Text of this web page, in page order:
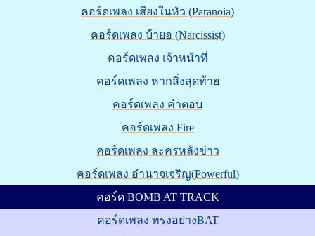
คอร์ดเพลง เสียงในหัว (Paranoia)
คอร์ดเพลง บ้ายอ (Narcissist)
คอร์ดเพลง เจ้าหน้าที่
คอร์ดเพลง หากสิ่งสุดท้าย
คอร์ดเพลง คำตอบ
คอร์ดเพลง Fire
คอร์ดเพลง ละครหลังข่าว
คอร์ดเพลง อำนาจเจริญ(Powerful)
คอร์ด BOMB AT TRACK
คอร์ดเพลง ทรงอย่างBAT